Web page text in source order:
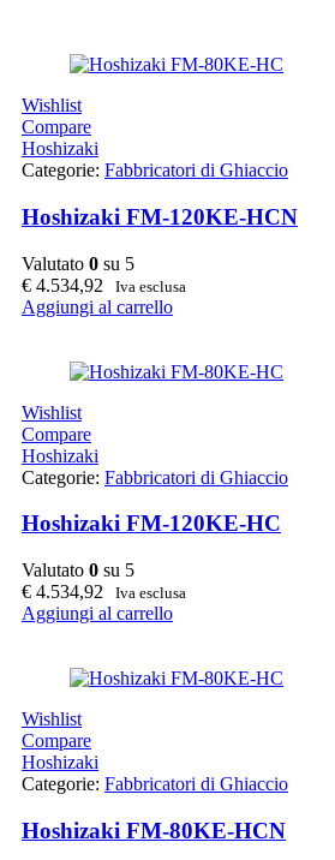
Wishlist
Compare
Hoshizaki
Categorie: Fabbricatori di Ghiaccio
Hoshizaki FM-120KE-HCN
Valutato 0 su 5
€ 4.534,92 Iva esclusa
Aggiungi al carrello
Wishlist
Compare
Hoshizaki
Categorie: Fabbricatori di Ghiaccio
Hoshizaki FM-120KE-HC
Valutato 0 su 5
€ 4.534,92 Iva esclusa
Aggiungi al carrello
Wishlist
Compare
Hoshizaki
Categorie: Fabbricatori di Ghiaccio
Hoshizaki FM-80KE-HCN